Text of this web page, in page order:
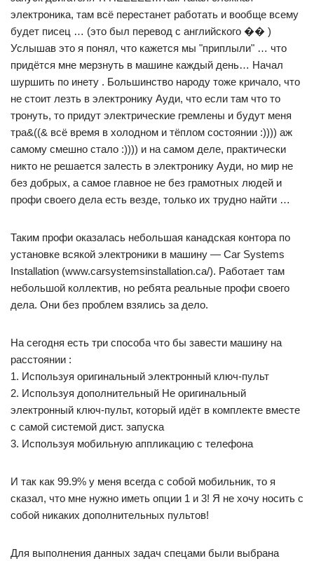
электроника, там всё перестанет работать и вообще всему
будет писец … (это был перевод с английского �� )
Услышав это я понял, что кажется мы "приплыли" … что
придётся мне мерзнуть в машине каждый день… Начал
шуршить по инету . Большинство народу тоже кричало, что
не стоит лезть в электронику Ауди, что если там что то
тронуть, то придут электрические гремлены и будут меня
тра&((& всё время в холодном и тёплом состоянии :)))) аж
самому смешно стало :)))) и на самом деле, практически
никто не решается залесть в электронику Ауди, но мир не
без добрых, а самое главное не без грамотных людей и
профи своего дела есть везде, только их трудно найти …
Таким профи оказалась небольшая канадская контора по
установке всякой электроники в машину — Car Systems
Installation (www.carsystemsinstallation.ca/). Работает там
небольшой коллектив, но ребята реальные профи своего
дела. Они без проблем взялись за дело.
На сегодня есть три способа что бы завести машину на
расстоянии :
1. Используя оригинальный электронный ключ-пульт
2. Используя дополнительный Не оригинальный
электронный ключ-пульт, который идёт в комплекте вместе
с самой системой дист. запуска
3. Используя мобильную аппликацию с телефона
И так как 99.9% у меня всегда с собой мобильник, то я
сказал, что мне нужно иметь опции 1 и 3! Я не хочу носить с
собой никаких дополнительных пультов!
Для выполнения данных задач спецами были выбрана